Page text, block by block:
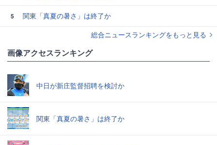
5
関東「真夏の暑さ」は終了か
総合ニュースランキングをもっと見る
画像アクセスランキング
中日が新庄監督招聘を検討か
関東「真夏の暑さ」は終了か